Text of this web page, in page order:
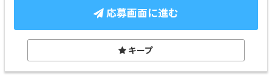
応募画面に進む
キープ